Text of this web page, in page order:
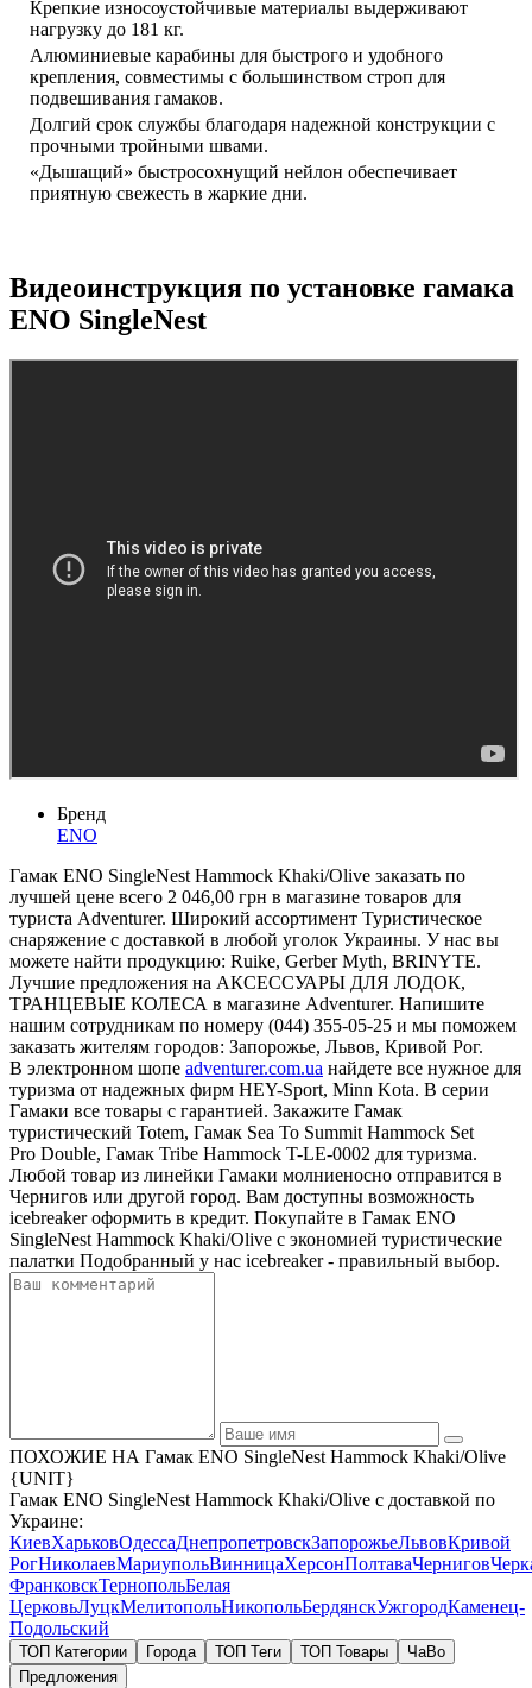
Крепкие износоустойчивые материалы выдерживают
нагрузку до 181 кг.
Алюминиевые карабины для быстрого и удобного
крепления, совместимы с большинством строп для
подвешивания гамаков.
Долгий срок службы благодаря надежной конструкции с
прочными тройными швами.
«Дышащий» быстросохнущий нейлон обеспечивает
приятную свежесть в жаркие дни.
Видеоинструкция по установке гамака
ENO SingleNest
Бренд
ENO
Гамак ENO SingleNest Hammock Khaki/Olive заказать по
лучшей цене всего 2 046,00 грн в магазине товаров для
туриста Adventurer. Широкий ассортимент Туристическое
снаряжение с доставкой в любой уголок Украины. У нас вы
можете найти продукцию: Ruike, Gerber Myth, BRINYTE.
Лучшие предложения на АКСЕССУАРЫ ДЛЯ ЛОДОК,
ТРАНЦЕВЫЕ КОЛЕСА в магазине Adventurer. Напишите
нашим сотрудникам по номеру (044) 355-05-25 и мы поможем
заказать жителям городов: Запорожье, Львов, Кривой Рог.
В электронном шопе adventurer.com.ua найдете все нужное для
туризма от надежных фирм HEY-Sport, Minn Kota. В серии
Гамаки все товары с гарантией. Закажите Гамак
туристический Totem, Гамак Sea To Summit Hammock Set
Pro Double, Гамак Tribe Hammock T-LE-0002 для туризма.
Любой товар из линейки Гамаки молниеносно отправится в
Чернигов или другой город. Вам доступны возможность
icebreaker оформить в кредит. Покупайте в Гамак ENO
SingleNest Hammock Khaki/Olive с экономией туристические
палатки Подобранный у нас icebreaker - правильный выбор.
ПОХОЖИЕ НА Гамак ENO SingleNest Hammock Khaki/Olive
{UNIT}
Гамак ENO SingleNest Hammock Khaki/Olive с доставкой по
Украине:
КиевХарьковОдессаДнепропетровскЗапорожьеЛьвовКривой
РогНиколаевМариупольВинницаХерсонПолтаваЧернигов
ФранковскТернопольБелая
ЦерковьЛуцкМелитопольНикопольБердянскУжгородКаменец-
Подольский
ТОП Категории Города ТОП Теги ТОП Товары
ЧаВо
Предложения